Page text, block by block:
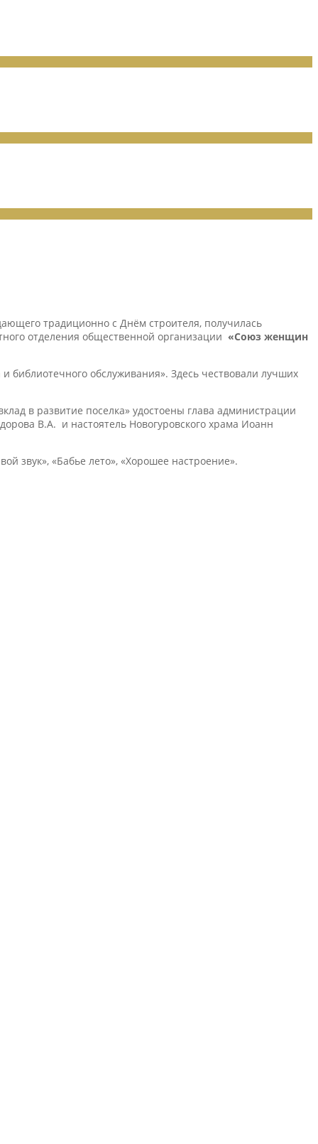
традиционно с Днём строителя, получилась
отделения общественной организации «Союз женщин
библиотечного обслуживания». Здесь чествовали лучших
в развитие поселка» удостоены глава администрации
В.А. и настоятель Новогуровского храма Иоанн
звук», «Бабье лето», «Хорошее настроение».